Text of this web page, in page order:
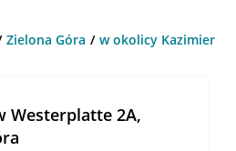
Zielona Góra w okolicy Kazimierza
Westerplatte 2A,